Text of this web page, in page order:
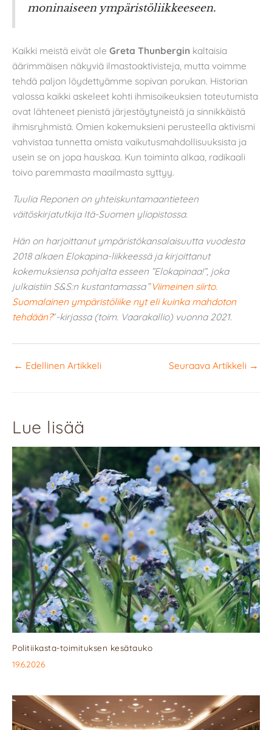
moninaiseen ympäristöliikkeeseen.
Kaikki meistä eivät ole Greta Thunbergin kaltaisia
äärimmäisen näkyviä ilmastoaktivisteja, mutta voimme
tehdä paljon löydettyämme sopivan porukan. Historian
valossa kaikki askeleet kohti ihmisoikeuksien toteutumista
ovat lähteneet pienistä järjestäytyneistä ja sinnikkäistä
ihmisryhmistä. Omien kokemuksieni perusteella aktivismi
vahvistaa tunnetta omista vaikutusmahdollisuuksista ja
usein se on jopa hauskaa. Kun toiminta alkaa, radikaali
toivo paremmasta maailmasta syttyy.
Tuulia Reponen on yhteiskuntamaantieteen
väitöskirjatutkija Itä-Suomen yliopistossa.
Hän on harjoittanut ympäristökansalaisuutta vuodesta
2018 alkaen Elokapina-liikkeessä ja kirjoittanut
kokemuksiensa pohjalta esseen ”Elokapinaa!”, joka
julkaistiin S&S:n kustantamassa”Viimeinen siirto.
Suomalainen ympäristöliike nyt eli kuinka mahdoton
tehdään?”-kirjassa (toim. Vaarakallio) vuonna 2021.
← Edellinen Artikkeli Seuraava Artikkeli →
Lue lisää
Politiikasta-toimituksen kesätauko
19.6.2026